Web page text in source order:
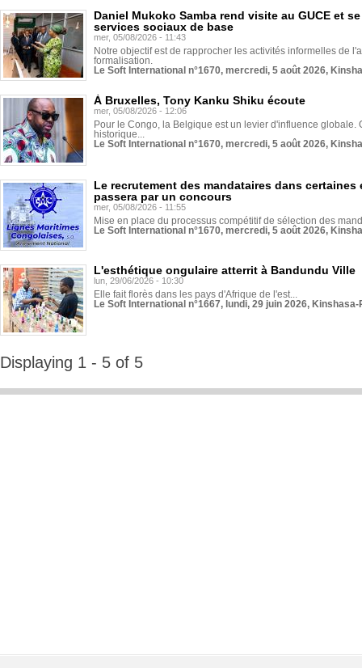
Daniel Mukoko Samba rend visite au GUCE et
services sociaux de base
mer, 05/08/2026 - 11:43
Notre objectif est de rapprocher les activités informelles de
formalisation.
Le Soft International n°1670, mercredi, 5 août 2026,
À Bruxelles, Tony Kanku Shiku écoute
mer, 05/08/2026 - 12:06
Pour le Congo, la Belgique est un levier d'influence globale.
historique...
Le Soft International n°1670, mercredi, 5 août 2026,
Le recrutement des mandataires dans
passera par un concours
mer, 05/08/2026 - 11:55
Mise en place du processus compétitif de sélection des
Le Soft International n°1670, mercredi, 5 août 2026,
L'esthétique ongulaire atterrit à Bandundu Ville
lun, 29/06/2026 - 10:30
Elle fait florès dans les pays d'Afrique de l'est...
Le Soft International n°1667, lundi, 29 juin 2026,
Displaying 1 - 5 of 5